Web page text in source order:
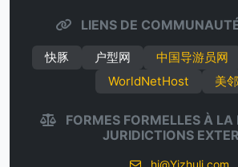
LIENS DE
快豚 户型网 中国导游员网
WorldNetHost
美
FORMES FORMELLES À LA
JURIDICTIONS
hi@Yizhuli.com